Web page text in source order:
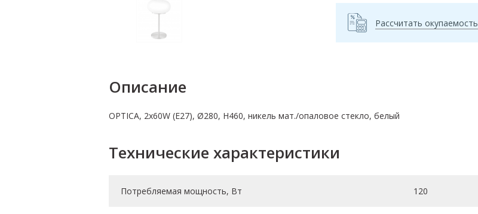
Рассчитать окупаемость
Описание
OPTICA, 2х60W (E27), Ø280, H460, никель мат./опаловое стекло, белый
Технические характеристики
Потребляемая мощность, Вт 120